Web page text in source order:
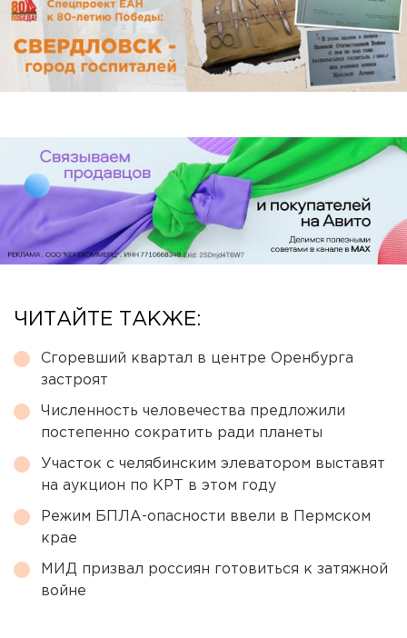
ЧИТАЙТЕ ТАКЖЕ:
Сгоревший квартал в центре Оренбурга
застроят
Численность человечества предложили
постепенно сократить ради планеты
Участок с челябинским элеватором выставят
на аукцион по КРТ в этом году
Режим БПЛА-опасности ввели в Пермском
крае
МИД призвал россиян готовиться к затяжной
войне